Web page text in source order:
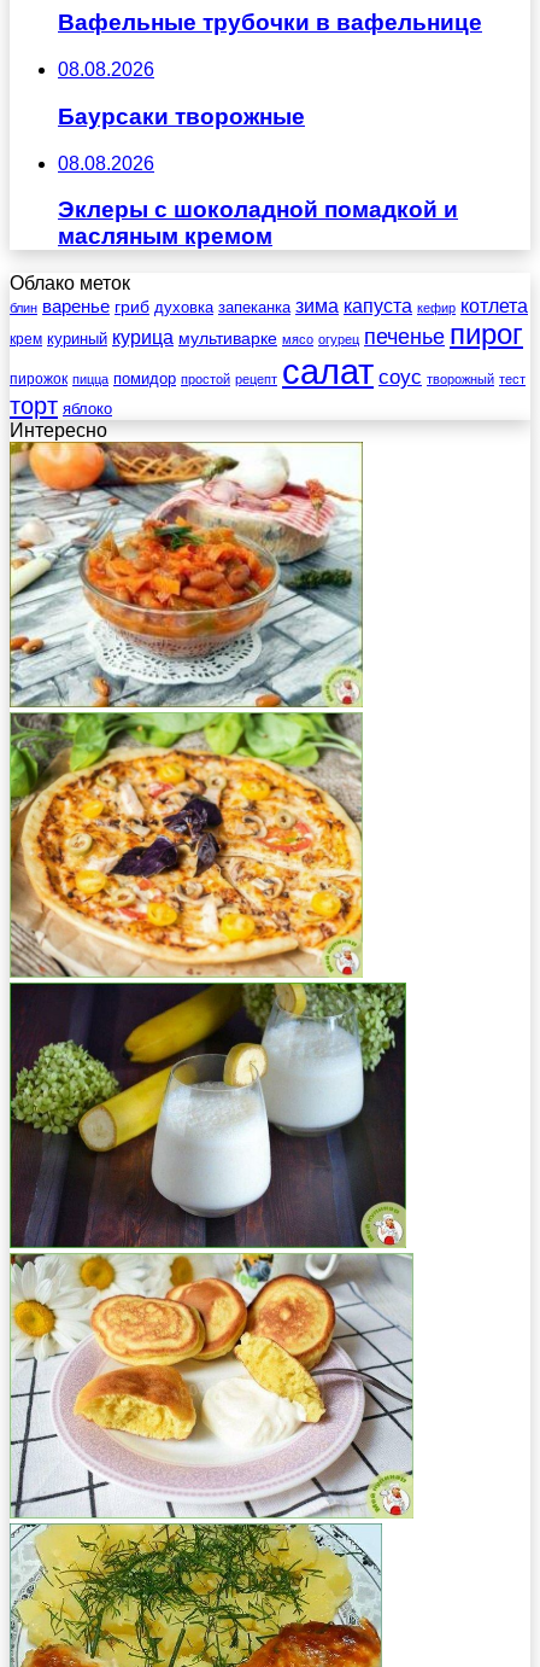
Вафельные трубочки в вафельнице
08.08.2026
Баурсаки творожные
08.08.2026
Эклеры с шоколадной помадкой и
масляным кремом
Облако меток
блин варенье гриб духовка запеканка зима капуста кефир котлета
крем куриный курица мультиварке мясо огурец печенье пирог
пирожок пицца помидор простой рецепт салат соус творожный тест
торт яблоко
Интересно